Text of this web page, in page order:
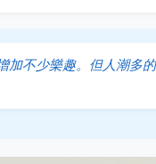
加不少樂趣。但人潮多